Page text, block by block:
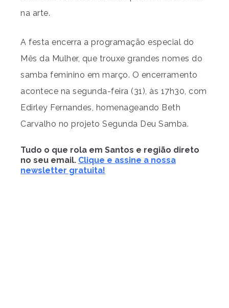
na arte.
A festa encerra a programação especial do
Mês da Mulher, que trouxe grandes nomes do
samba feminino em março. O encerramento
acontece na segunda-feira (31), às 17h30, com
Edirley Fernandes, homenageando Beth
Carvalho no projeto Segunda Deu Samba.
Tudo o que rola em Santos e região direto
no seu email. Clique e assine a nossa
newsletter gratuita!